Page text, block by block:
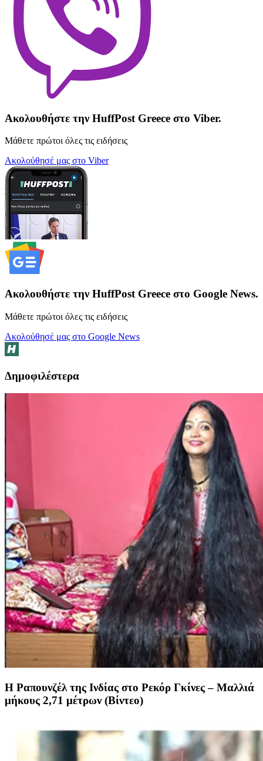
Ακολουθήστε την HuffPost Greece στο Viber.
Μάθετε πρώτοι όλες τις ειδήσεις
Ακολούθησέ μας στο Viber
Ακολουθήστε την HuffPost Greece στο Google News.
Μάθετε πρώτοι όλες τις ειδήσεις
Ακολούθησέ μας στο Google News
Δημοφιλέστερα
Η Ραπουνζέλ της Ινδίας στο Ρεκόρ Γκίνες – Μαλλιά
μήκους 2,71 μέτρων (Βίντεο)